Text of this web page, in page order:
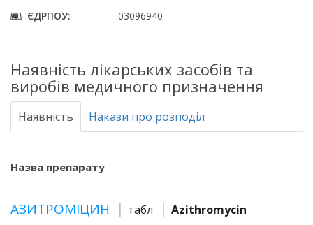
ЄДРПОУ: 03096940
Наявність лікарських засобів та
виробів медичного призначення
Наявність Накази про розподіл
Назва препарату
АЗИТРОМІЦИН табл
Azithromycin